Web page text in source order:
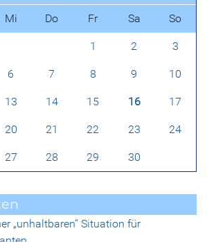
Mi Do Fr Sa So
1 2 3
6 7 8 9 10
13 14 15 16 17
20 21 22 23 24
27 28 29 30
„unhaltbaren“ Situation für